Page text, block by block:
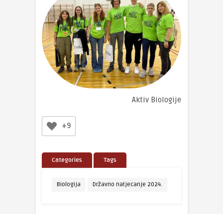
Aktiv Biologije
+9
Categories Tags
Biologija Državno natjecanje 2024.